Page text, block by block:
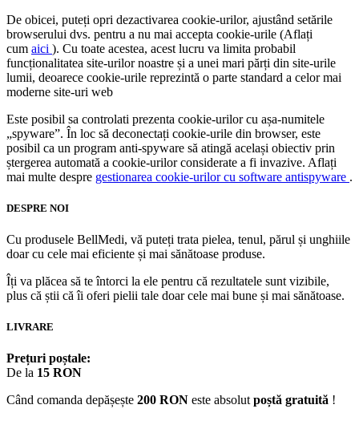
De obicei, puteți opri dezactivarea cookie-urilor, ajustând setările
browserului dvs. pentru a nu mai accepta cookie-urile (Aflați
cum aici ). Cu toate acestea, acest lucru va limita probabil
funcționalitatea site-urilor noastre și a unei mari părți din site-urile
lumii, deoarece cookie-urile reprezintă o parte standard a celor mai
moderne site-uri web
Este posibil sa controlati prezenta cookie-urilor cu așa-numitele
„spyware”. În loc să deconectați cookie-urile din browser, este
posibil ca un program anti-spyware să atingă același obiectiv prin
ștergerea automată a cookie-urilor considerate a fi invazive. Aflați
mai multe despre gestionarea cookie-urilor cu software antispyware .
DESPRE NOI
Cu produsele BellMedi, vă puteți trata pielea, tenul, părul și unghiile
doar cu cele mai eficiente și mai sănătoase produse.
Îți va plăcea să te întorci la ele pentru că rezultatele sunt vizibile,
plus că știi că îi oferi pielii tale doar cele mai bune și mai sănătoase.
LIVRARE
Prețuri poștale:
De la 15 RON
Când comanda depășește 200 RON este absolut poștă gratuită !